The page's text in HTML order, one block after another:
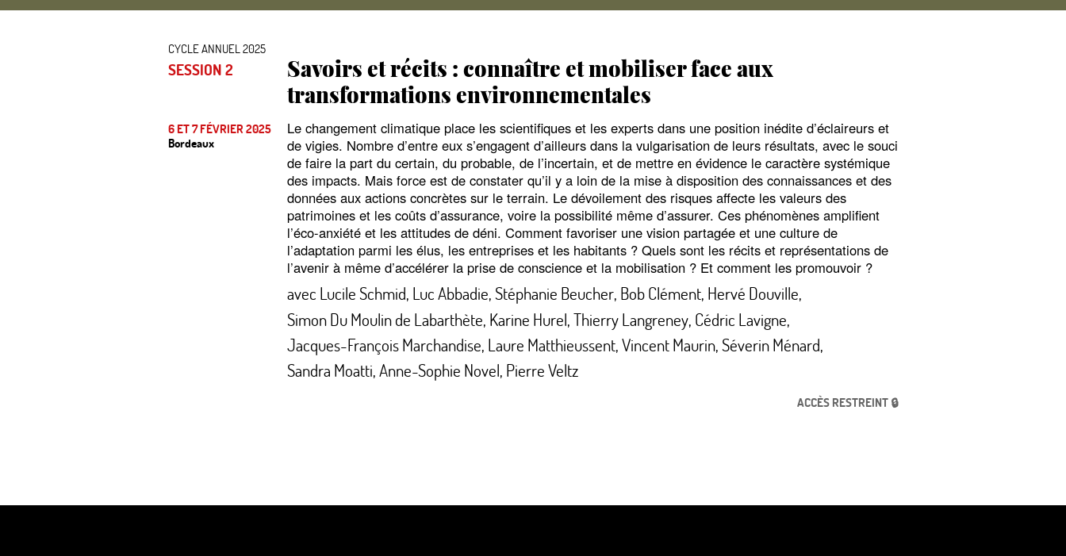
CYCLE ANNUEL 2025
SESSION 2
Savoirs et récits : connaître et mobiliser face aux
transformations environnementales
6 ET 7 FÉVRIER 2025
Bordeaux
Le changement climatique place les scientifiques et les experts dans une position inédite d’éclaireurs et
de vigies. Nombre d’entre eux s’engagent d’ailleurs dans la vulgarisation de leurs résultats, avec le souci
de faire la part du certain, du probable, de l’incertain, et de mettre en évidence le caractère systémique
des impacts. Mais force est de constater qu’il y a loin de la mise à disposition des connaissances et des
données aux actions concrètes sur le terrain. Le dévoilement des risques affecte les valeurs des
patrimoines et les coûts d’assurance, voire la possibilité même d’assurer. Ces phénomènes amplifient
l’éco-anxiété et les attitudes de déni. Comment favoriser une vision partagée et une culture de
l’adaptation parmi les élus, les entreprises et les habitants ? Quels sont les récits et représentations de
l’avenir à même d’accélérer la prise de conscience et la mobilisation ? Et comment les promouvoir ?
avec Lucile Schmid, Luc Abbadie, Stéphanie Beucher, Bob Clément, Hervé Douville,
Simon Du Moulin de Labarthète, Karine Hurel,Thierry Langreney, Cédric Lavigne,
Jacques-François Marchandise, Laure Matthieussent,Vincent Maurin, Séverin Ménard,
Sandra Moatti,Anne-Sophie Novel, Pierre Veltz
ACCÈS RESTREINT 🔒